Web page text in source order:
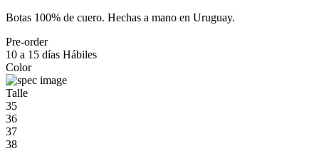
Botas 100% de cuero. Hechas a mano en Uruguay.
Pre-order
10 a 15 días Hábiles
Color
Talle
35
36
37
38